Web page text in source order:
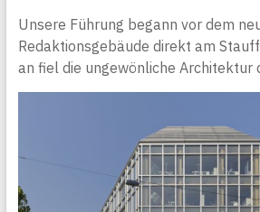
Unsere Führung begann vor dem
Redaktionsgebäude direkt am
an fiel die ungewönliche Architektur